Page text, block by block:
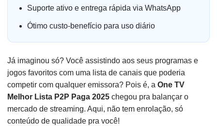
Suporte ativo e entrega rápida via WhatsApp
Ótimo custo-benefício para uso diário
Já imaginou só? Você assistindo aos seus programas e
jogos favoritos com uma lista de canais que poderia
competir com qualquer emissora? Pois é, a One TV
Melhor Lista P2P Paga 2025 chegou pra balançar o
mercado de streaming. Aqui, não tem enrolação, só
conteúdo de qualidade pra você!